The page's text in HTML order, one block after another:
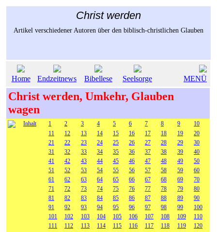
Christ werden
Artikel verschiedener Autoren über den biblisch-christlichen Glauben
Home Endzeitnews Bibellese Seelsorge MENÜ
Christ werden, Umkehr, Glauben
wagen
Inhalt 1 2 3 4 5 6 7 8 9
10
11
12 13 14 15 16 17 18 19
20
21
22 23 24 25 26 27 28 29
30
31
32 33 34 35 36 37 38 39
40
41
42 43 44 45 46 47 48 49
50
51
52 53 54 55 56 57 58 59
60
61
62 63 64 65 66 67 68 69
70
71
72 73 74 75 76 77 78 79
80
81
82 83 84 85 86 87 88 89
90
91
92 93 94 95 96 97 98 99
100
101
102 103 104 105 106 107 108 109
110
111
112 113 114 115 116 117 118 119
120